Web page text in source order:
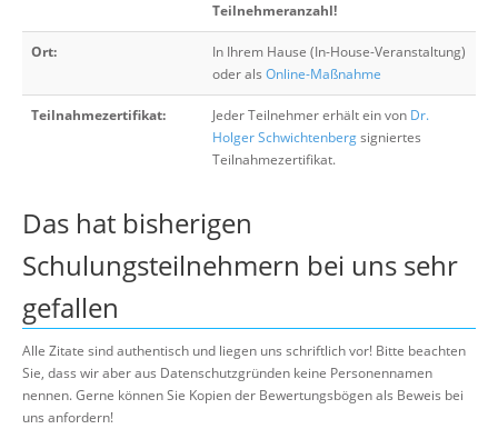
Teilnehmeranzahl!
Ort:
In Ihrem Hause (In-House-Veranstaltung)
oder als Online-Maßnahme
Teilnahmezertifikat: Jeder Teilnehmer erhält ein von Dr.
Holger Schwichtenbergsigniertes
Teilnahmezertifikat.
Das hat bisherigen
Schulungsteilnehmern bei uns sehr
gefallen
Alle Zitate sind authentisch und liegen uns schriftlich vor! Bitte beachten
Sie, dass wir aber aus Datenschutzgründen keine Personennamen
nennen. Gerne können Sie Kopien der Bewertungsbögen als Beweis bei
uns anfordern!